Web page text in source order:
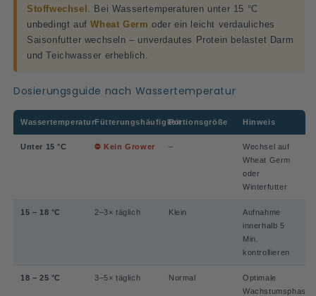
Stoffwechsel . Bei Wassertemperaturen unter 15 °C
unbedingt aufWheat Germ oder ein leicht verdauliches
Saisonfutter wechseln – unverdautes Protein belastet Darm
und Teichwasser erheblich.
Dosierungsguide nach Wassertemperatur
WassertemperaturFütterungshäufigkeitPortionsgröße Hinweis
Unter 15 °C ⛔ Kein Grower –
Wechsel auf
Wheat Germ
oder
Winterfutter
15 – 18 °C 2–3× täglich Klein
Aufnahme
innerhalb 5
Min.
kontrollieren
18 – 25 °C 3–5× täglich Normal
Optimale
Wachstumsphase